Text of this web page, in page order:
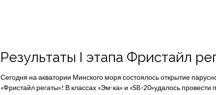
Результаты I этапа Фристайл
Сегодня на акватории Минского моря состоялось открытие
«Фристайл регаты»! В классах «Эм-ка» и «SB-20»удалось провести